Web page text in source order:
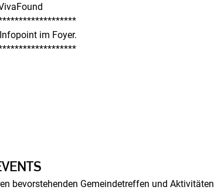
im Foyer.
bevorstehenden Gemeindetreffen und Aktivitäten